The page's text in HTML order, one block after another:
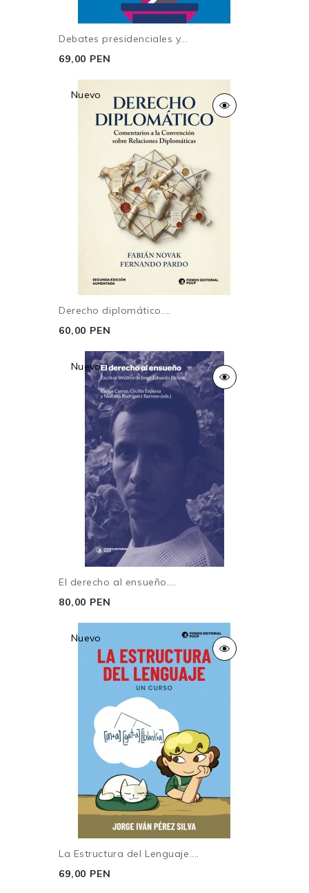
Debates presidenciales y...
69,00 PEN
Nuevo
Derecho diplomático....
60,00 PEN
Nuevo
El derecho al ensueño....
80,00 PEN
Nuevo
La Estructura del Lenguaje....
69,00 PEN